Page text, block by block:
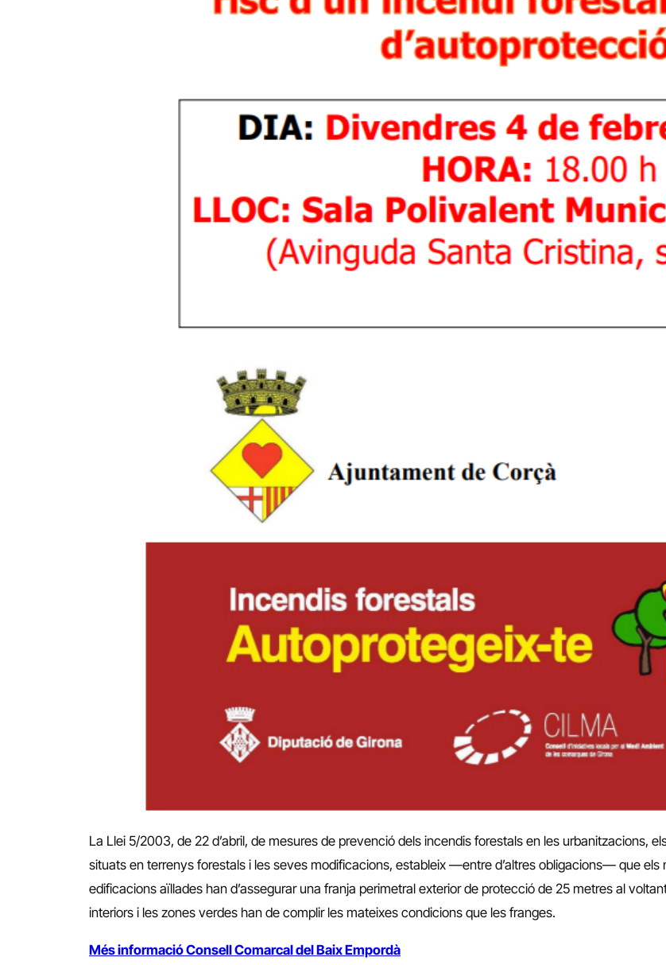
La Llei 5/2003, de 22 d’abril, de mesures de prevenció dels incendis forestals en les urbanitzacions,
situats en terrenys forestals i les seves modificacions, estableix —entre d’altres obligacions— que els
edificacions aïllades han d’assegurar una franja perimetral exterior de protecció de 25 metres al
interiors i les zones verdes han de complir les mateixes condicions que les franges.
Més informació Consell Comarcal del Baix Empordà